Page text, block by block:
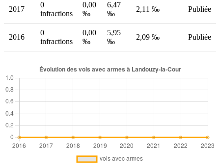
2017
0
infractions
0,00
‰
6,47
‰
2,11 ‰ Publiée
2016
0
infractions
0,00
‰
5,95
‰
2,09 ‰ Publiée